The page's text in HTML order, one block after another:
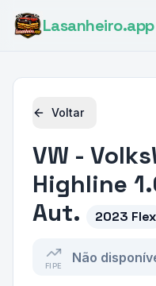
Lasanheiro.app
Voltar
VW -
Highline
Aut.
2023 Flex
FIPE
Não